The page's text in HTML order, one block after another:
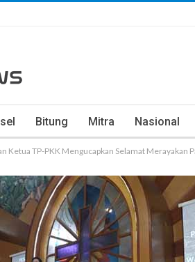
Bitung Mitra Nasional
Ketua TP-PKK Mengucapkan Selamat Merayakan